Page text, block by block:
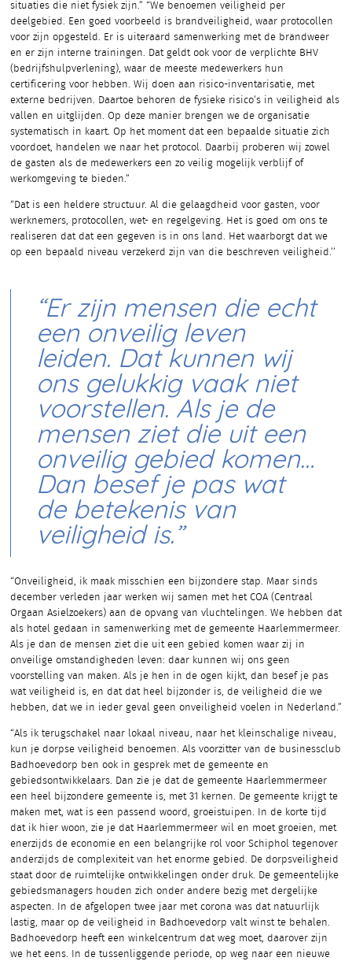
situaties die niet fysiek zijn.” “We benoemen veiligheid per
deelgebied. Een goed voorbeeld is brandveiligheid, waar protocollen
voor zijn opgesteld. Er is uiteraard samenwerking met de brandweer
en er zijn interne trainingen. Dat geldt ook voor de verplichte BHV
(bedrijfshulpverlening), waar de meeste medewerkers hun
certificering voor hebben. Wij doen aan risico-inventarisatie, met
externe bedrijven. Daartoe behoren de fysieke risico’s in veiligheid als
vallen en uitglijden. Op deze manier brengen we de organisatie
systematisch in kaart. Op het moment dat een bepaalde situatie zich
voordoet, handelen we naar het protocol. Daarbij proberen wij zowel
de gasten als de medewerkers een zo veilig mogelijk verblijf of
werkomgeving te bieden.”
“Dat is een heldere structuur. Al die gelaagdheid voor gasten, voor
werknemers, protocollen, wet- en regelgeving. Het is goed om ons te
realiseren dat dat een gegeven is in ons land. Het waarborgt dat we
op een bepaald niveau verzekerd zijn van die beschreven veiligheid.’’
“Er zijn mensen die echt
een onveilig leven
leiden. Dat kunnen wij
ons gelukkig vaak niet
voorstellen. Als je de
mensen ziet die uit een
onveilig gebied komen…
Dan besef je pas wat
de betekenis van
veiligheid is.”
“Onveiligheid, ik maak misschien een bijzondere stap. Maar sinds
december verleden jaar werken wij samen met het COA (Centraal
Orgaan Asielzoekers) aan de opvang van vluchtelingen. We hebben dat
als hotel gedaan in samenwerking met de gemeente Haarlemmermeer.
Als je dan de mensen ziet die uit een gebied komen waar zij in
onveilige omstandigheden leven: daar kunnen wij ons geen
voorstelling van maken. Als je hen in de ogen kijkt, dan besef je pas
wat veiligheid is, en dat dat heel bijzonder is, de veiligheid die we
hebben, dat we in ieder geval geen onveiligheid voelen in Nederland.”
“Als ik terugschakel naar lokaal niveau, naar het kleinschalige niveau,
kun je dorpse veiligheid benoemen. Als voorzitter van de businessclub
Badhoevedorp ben ook in gesprek met de gemeente en
gebiedsontwikkelaars. Dan zie je dat de gemeente Haarlemmermeer
een heel bijzondere gemeente is, met 31 kernen. De gemeente krijgt te
maken met, wat is een passend woord, groeistuipen. In de korte tijd
dat ik hier woon, zie je dat Haarlemmermeer wil en moet groeien, met
enerzijds de economie en een belangrijke rol voor Schiphol tegenover
anderzijds de complexiteit van het enorme gebied. De dorpsveiligheid
staat door de ruimtelijke ontwikkelingen onder druk. De gemeentelijke
gebiedsmanagers houden zich onder andere bezig met dergelijke
aspecten. In de afgelopen twee jaar met corona was dat natuurlijk
lastig, maar op de veiligheid in Badhoevedorp valt winst te behalen.
Badhoevedorp heeft een winkelcentrum dat weg moet, daarover zijn
we het eens. In de tussenliggende periode, op weg naar een nieuwe